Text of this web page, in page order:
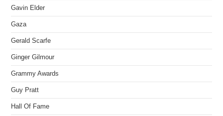
Gavin Elder
Gaza
Gerald Scarfe
Ginger Gilmour
Grammy Awards
Guy Pratt
Hall Of Fame